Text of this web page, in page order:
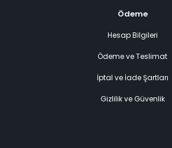
Ödeme
Hesap Bilgileri
Ödeme ve Teslimat
İptal ve İade Şartları
Gizlilik ve Güvenlik